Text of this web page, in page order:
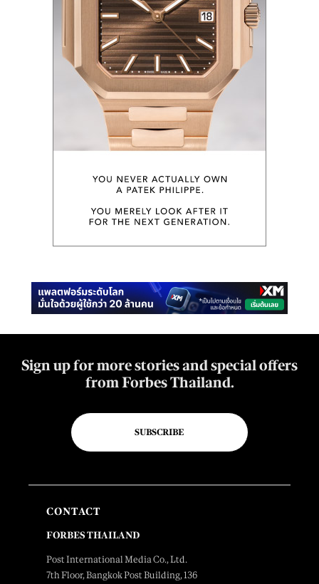
Sign up for more stories and special offers
from Forbes Thailand.
SUBSCRIBE
CONTACT
FORBES THAILAND
Post International Media Co., Ltd.
7th Floor, Bangkok Post Building, 136